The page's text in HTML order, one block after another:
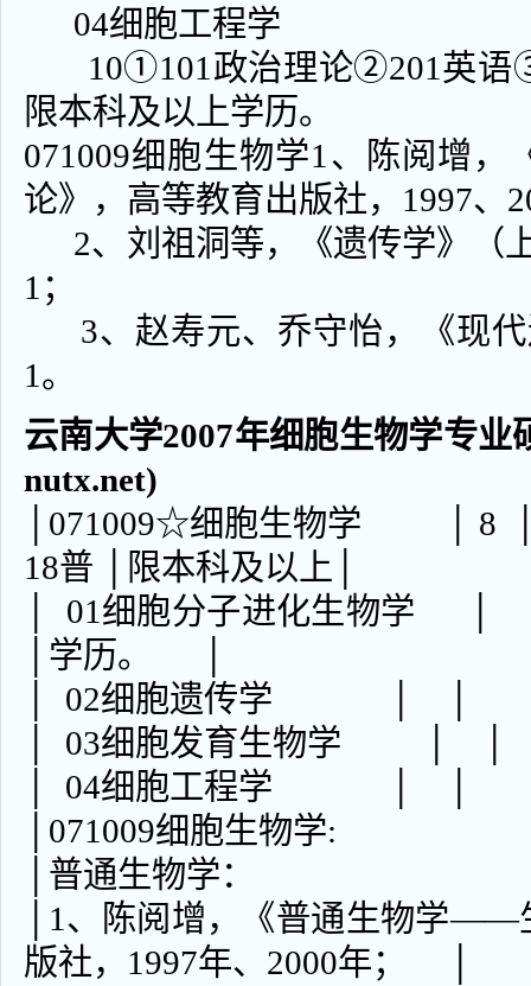
04细胞工程学
10①101政治理论②201英语
限本科及以上学历。
071009细胞生物学1、陈阅增
论》，高等教育出版社，1997、
2、刘祖洞等，《遗传学》（
1；
3、赵寿元、乔守怡，《现代
1。
云南大学2007年细胞生物学专
nutx.net)
│071009☆细胞生物学 │ 8
18普 │限本科及以上│
│ 01细胞分子进化生物学
│学历。 │
│ 02细胞遗
│ 03细胞发育
│ 04细胞工
│071009细
│普通生
│1、陈阅增，《普通生物学——
版社，1997年、2000年； │